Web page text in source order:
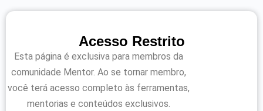
Acesso Restrito
Esta página é exclusiva para membros da
comunidade Mentor. Ao se tornar membro,
você terá acesso completo às ferramentas,
mentorias e conteúdos exclusivos.